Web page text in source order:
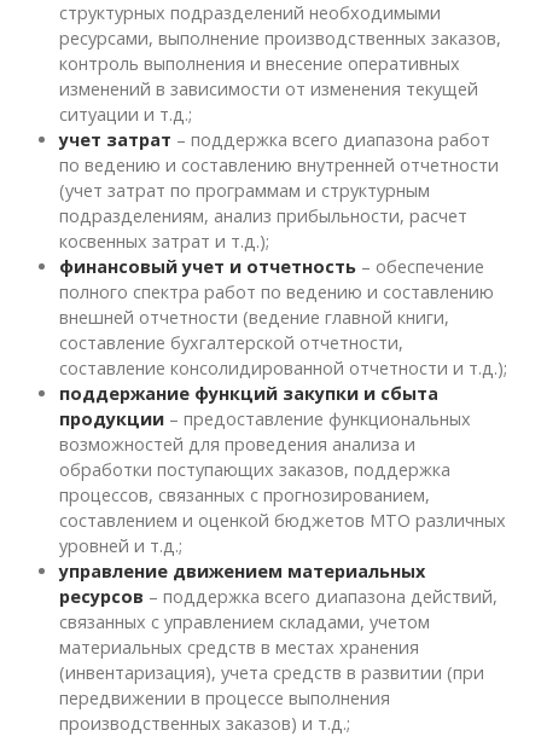
структурных подразделений необходимыми
ресурсами, выполнение производственных заказов,
контроль выполнения и внесение оперативных
изменений в зависимости от изменения текущей
ситуации и т.д.;
учет затрат – поддержка всего диапазона работ
по ведению и составлению внутренней отчетности
(учет затрат по программам и структурным
подразделениям, анализ прибыльности, расчет
косвенных затрат и т.д.);
финансовый учет и отчетность – обеспечение
полного спектра работ по ведению и составлению
внешней отчетности (ведение главной книги,
составление бухгалтерской отчетности,
составление консолидированной отчетности и т.д.);
поддержание функций закупки и сбыта
продукции – предоставление функциональных
возможностей для проведения анализа и
обработки поступающих заказов, поддержка
процессов, связанных с прогнозированием,
составлением и оценкой бюджетов МТО различных
уровней и т.д.;
управление движением материальных
ресурсов – поддержка всего диапазона действий,
связанных с управлением складами, учетом
материальных средств в местах хранения
(инвентаризация), учета средств в развитии (при
передвижении в процессе выполнения
производственных заказов) и т.д.;